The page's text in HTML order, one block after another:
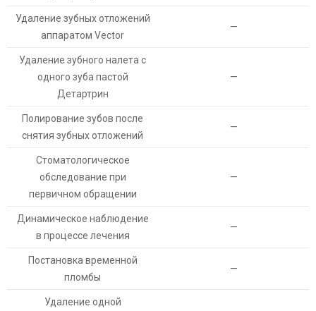
Удаление зубных отложений
аппаратом Vector
—
Удаление зубного налета с
одного зуба пастой
Детартрин
—
Полирование зубов после
снятия зубных отложений
—
Стоматологическое
обследование при
первичном обращении
—
Динамическое наблюдение
в процессе лечения
—
Постановка временной
пломбы
—
Удаление одной